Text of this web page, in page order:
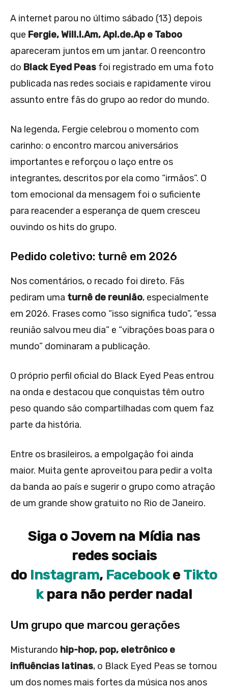
A internet parou no último sábado (13) depois
que Fergie, Will.I.Am, Apl.de.Ap e Taboo
apareceram juntos em um jantar. O reencontro
do Black Eyed Peas foi registrado em uma foto
publicada nas redes sociais e rapidamente virou
assunto entre fãs do grupo ao redor do mundo.
Na legenda, Fergie celebrou o momento com
carinho: o encontro marcou aniversários
importantes e reforçou o laço entre os
integrantes, descritos por ela como “irmãos”. O
tom emocional da mensagem foi o suficiente
para reacender a esperança de quem cresceu
ouvindo os hits do grupo.
Pedido coletivo: turnê em 2026
Nos comentários, o recado foi direto. Fãs
pediram uma turnê de reunião, especialmente
em 2026. Frases como “isso significa tudo”, “essa
reunião salvou meu dia” e “vibrações boas para o
mundo” dominaram a publicação.
O próprio perfil oficial do Black Eyed Peas entrou
na onda e destacou que conquistas têm outro
peso quando são compartilhadas com quem faz
parte da história.
Entre os brasileiros, a empolgação foi ainda
maior. Muita gente aproveitou para pedir a volta
da banda ao país e sugerir o grupo como atração
de um grande show gratuito no Rio de Janeiro.
Siga o Jovem na Mídia nas
redes sociais
do Instagram, FacebookeTikto
k para não perder nada!
Um grupo que marcou gerações
Misturando hip-hop, pop, eletrônico e
influências latinas, o Black Eyed Peas se tornou
um dos nomes mais fortes da música nos anos